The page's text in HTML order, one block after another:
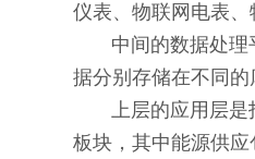
仪表、物联网电表、
中间的数据处理平
据分别存储在不同的
上层的应用层是指
板块，其中能源供